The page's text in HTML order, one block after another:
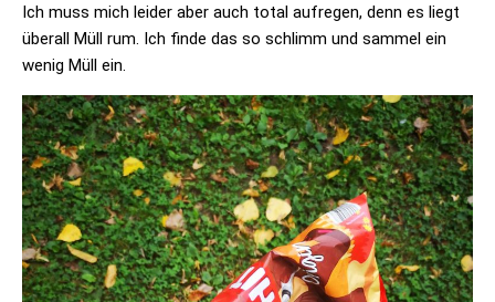
Ich muss mich leider aber auch total aufregen, denn es liegt
überall Müll rum. Ich finde das so schlimm und sammel ein
wenig Müll ein.